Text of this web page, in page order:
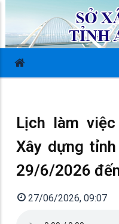
Lịch làm
Xây dựng
29/6/2026
27/06/2026, 09:07